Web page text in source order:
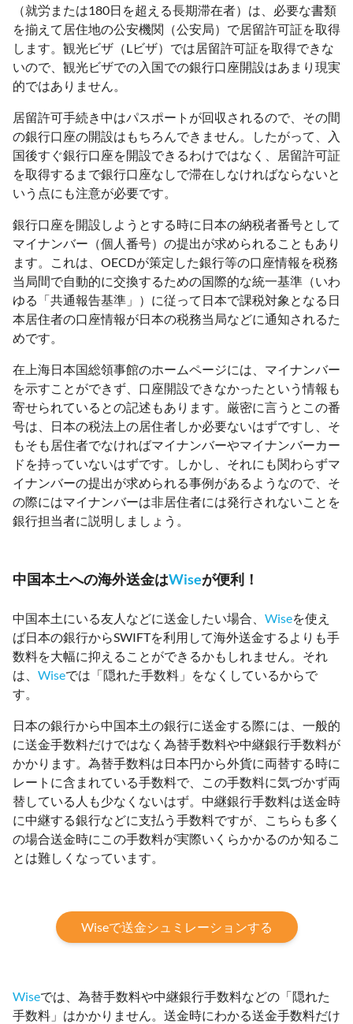
（就労または180日を超える長期滞在者）は、必要な書類
を揃えて居住地の公安機関（公安局）で居留許可証を取得
します。観光ビザ（Lビザ）では居留許可証を取得できな
いので、観光ビザでの入国での銀行口座開設はあまり現実
的ではありません。
居留許可手続き中はパスポートが回収されるので、その間
の銀行口座の開設はもちろんできません。したがって、入
国後すぐ銀行口座を開設できるわけではなく、居留許可証
を取得するまで銀行口座なしで滞在しなければならないと
いう点にも注意が必要です。
銀行口座を開設しようとする時に日本の納税者番号として
マイナンバー（個人番号）の提出が求められることもあり
ます。これは、OECDが策定した銀行等の口座情報を税務
当局間で自動的に交換するための国際的な統一基準（いわ
ゆる「共通報告基準」）に従って日本で課税対象となる日
本居住者の口座情報が日本の税務当局などに通知されるた
めです。
在上海日本国総領事館のホームページには、マイナンバー
を示すことができず、口座開設できなかったという情報も
寄せられているとの記述もあります。厳密に言うとこの番
号は、日本の税法上の居住者しか必要ないはずですし、そ
もそも居住者でなければマイナンバーやマイナンバーカー
ドを持っていないはずです。しかし、それにも関わらずマ
イナンバーの提出が求められる事例があるようなので、そ
の際にはマイナンバーは非居住者には発行されないことを
銀行担当者に説明しましょう。
中国本土への海外送金はWiseが便利！
中国本土にいる友人などに送金したい場合、 Wiseを使え
ば日本の銀行からSWIFTを利用して海外送金するよりも手
数料を大幅に抑えることができるかもしれません。それ
は、 Wiseでは「隠れた手数料」をなくしているからで
す。
日本の銀行から中国本土の銀行に送金する際には、一般的
に送金手数料だけではなく為替手数料や中継銀行手数料が
かかります。為替手数料は日本円から外貨に両替する時に
レートに含まれている手数料で、この手数料に気づかず両
替している人も少なくないはず。中継銀行手数料は送金時
に中継する銀行などに支払う手数料ですが、こちらも多く
の場合送金時にこの手数料が実際いくらかかるのか知るこ
とは難しくなっています。
Wiseで送金シュミレーションする
Wiseでは、為替手数料や中継銀行手数料などの「隠れた
手数料」はかかりません。送金時にわかる送金手数料だけ